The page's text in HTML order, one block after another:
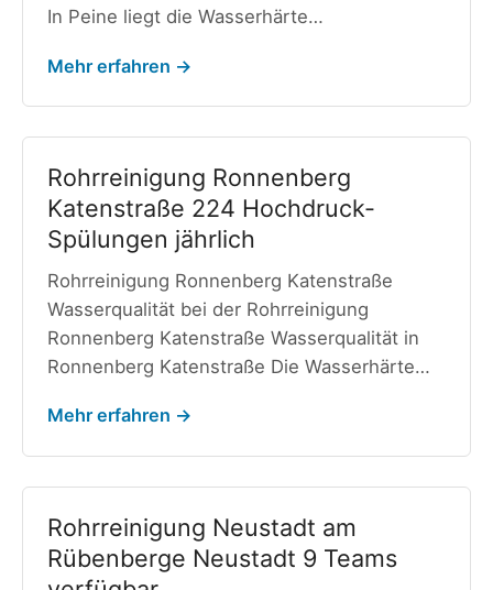
In Peine liegt die Wasserhärte…
Mehr erfahren →
Rohrreinigung Ronnenberg
Katenstraße 224 Hochdruck-
Spülungen jährlich
Rohrreinigung Ronnenberg Katenstraße
Wasserqualität bei der Rohrreinigung
Ronnenberg Katenstraße Wasserqualität in
Ronnenberg Katenstraße Die Wasserhärte…
Mehr erfahren →
Rohrreinigung Neustadt am
Rübenberge Neustadt 9 Teams